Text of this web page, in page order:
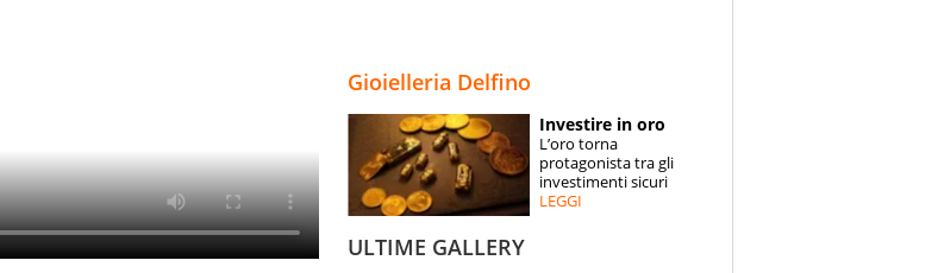
ESPERTI
CONTATTI
Gioielleria Delfino
Investire in oro
L’oro torna
protagonista tra gli
investimenti sicuri
LEGGI
ULTIME GALLERY